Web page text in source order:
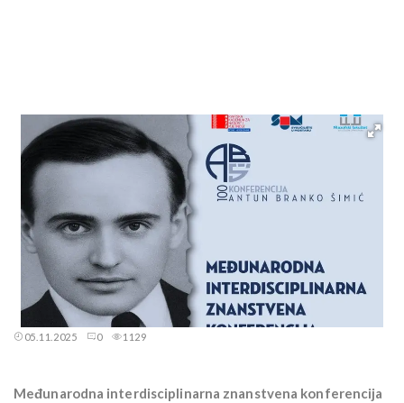
05.11.2025 0 1129
Međunarodna interdisciplinarna znanstvena konferencija